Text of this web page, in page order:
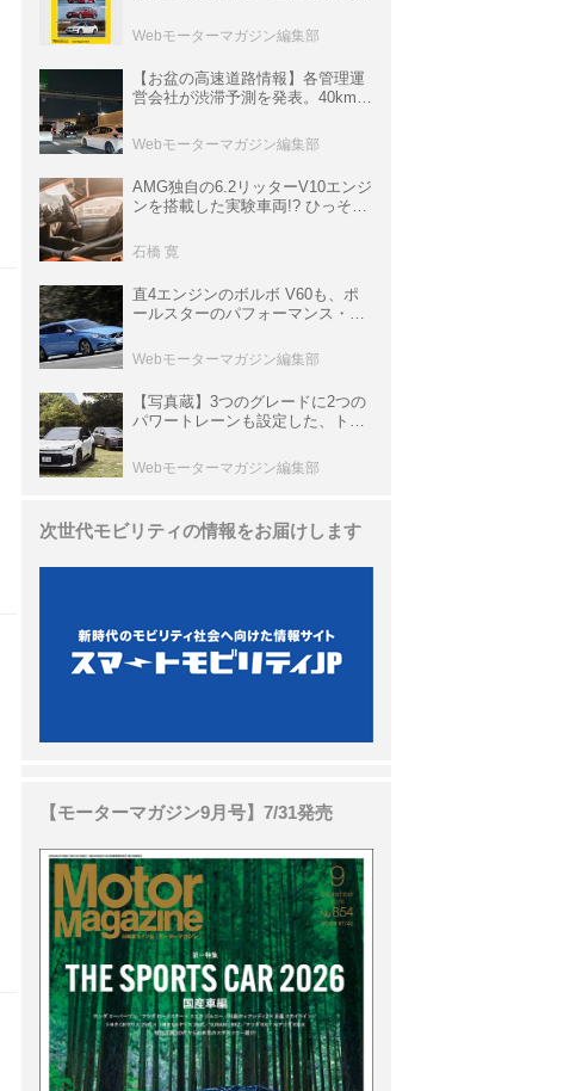
ムック
Webモーターマガジン編集部
【お盆の高速道路情報】各管理運
営会社が渋滞予測を発表。40km以
数ある
Webモーターマガジン編集部
AMG独自の6.2リッターV10エンジ
ンを搭載した実験車両!? ひっそり
P900 プロトタイプ」とは
石橋 寛
直4エンジンのボルボ V60も、ポ
ールスターのパフォーマンス・パ
と昔の新車】
Webモーターマガジン編集部
【写真蔵】3つのグレードに2つの
パワートレーンも設定した、トヨ
Webモーターマガジン編集部
次世代モビリティの情報をお届けします
【モーターマガジン9月号】7/31発売